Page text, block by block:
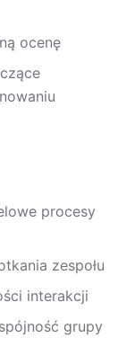
ocenę
procesy
zespołu
interakcji
grupy